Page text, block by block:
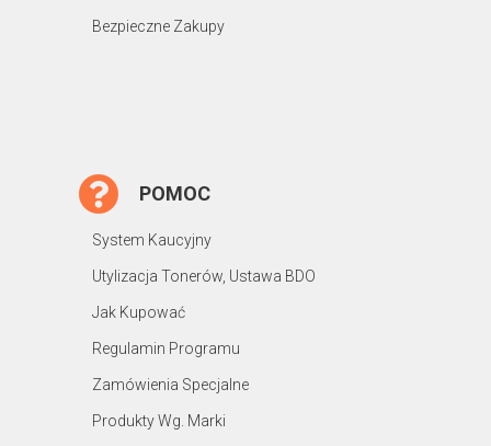
Bezpieczne Zakupy
POMOC
System Kaucyjny
Utylizacja Tonerów, Ustawa BDO
Jak Kupować
Regulamin Programu
Zamówienia Specjalne
Produkty Wg. Marki